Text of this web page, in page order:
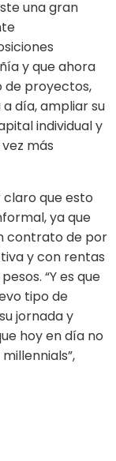
una gran
y que ahora
de proyectos,
día, ampliar su
individual y
más
que esto
ya que
contrato de por
y con rentas
“Y es que
tipo de
jornada y
hoy en día no